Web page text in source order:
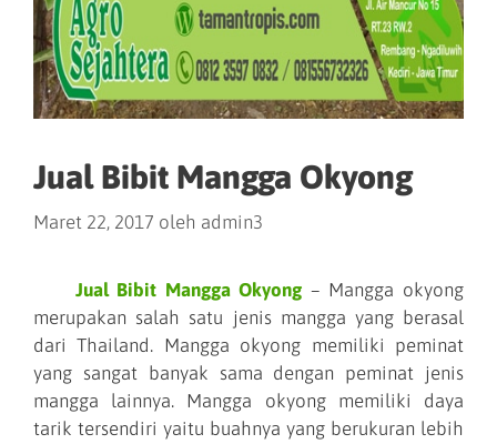
Jual Bibit Mangga Okyong
Maret 22, 2017 oleh admin3
Jual Bibit Mangga Okyong – Mangga okyong
merupakan salah satu jenis mangga yang berasal
dari Thailand. Mangga okyong memiliki peminat
yang sangat banyak sama dengan peminat jenis
mangga lainnya. Mangga okyong memiliki daya
tarik tersendiri yaitu buahnya yang berukuran lebih